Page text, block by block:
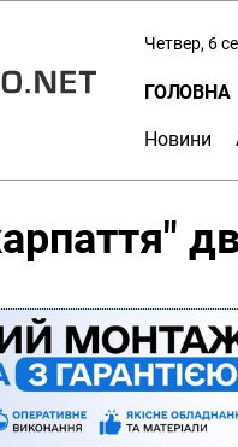
Четвер, 6
ГОЛОВНА
Новини